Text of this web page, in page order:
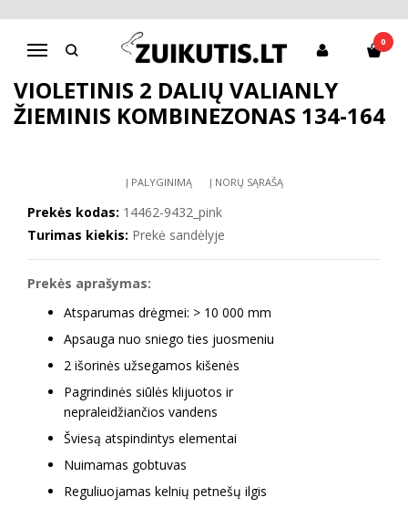
Navigacija
0
Pagrindinis Apranga mergaitėms
Striukės, kombinezonai
Violetinis 2 dalių Valianly žieminis kombinezonas 134-164
VIOLETINIS 2 DALIŲ VALIANLY
ŽIEMINIS KOMBINEZONAS 134-164
Į PALYGINIMĄ Į NORŲ SĄRAŠĄ
Prekės kodas: 14462-9432_pink
Turimas kiekis: Prekė sandėlyje
Prekės aprašymas:
Atsparumas drėgmei: > 10 000 mm
Apsauga nuo sniego ties juosmeniu
2 išorinės užsegamos kišenės
Pagrindinės siūlės klijuotos ir
nepraleidžiančios vandens
Šviesą atspindintys elementai
Nuimamas gobtuvas
Reguliuojamas kelnių petnešų ilgis